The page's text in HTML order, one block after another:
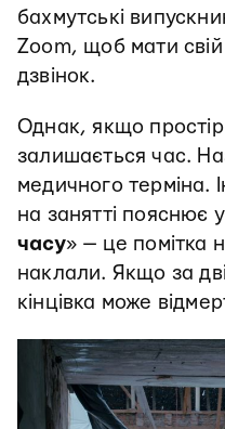
бахмутські
Zoom, щоб мати
дзвінок.
Однак, якщо
залишається час.
медичного терміна.
на занятті пояснює
часу» — це помітка
наклали. Якщо за
кінцівка може